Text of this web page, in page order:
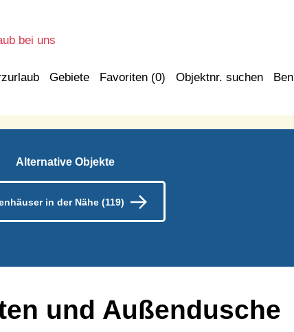
bei uns
Gebiete Favoriten (0) Objektnr. suchen
Alternative Objekte
in der Nähe (119)
und Außendusche